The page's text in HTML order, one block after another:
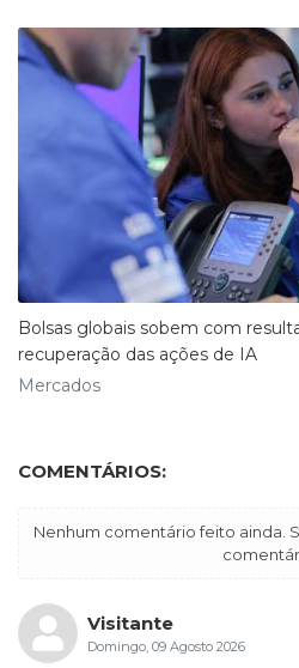
Bolsas globais sobem com
recuperação das ações de IA
Mercados
COMENTÁRIOS:
Nenhum comentário feito ainda.
Visitante
Domingo, 09 Agosto 2026